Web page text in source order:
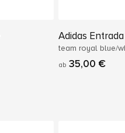
Adidas
team royal blue/
ab 35,00 €